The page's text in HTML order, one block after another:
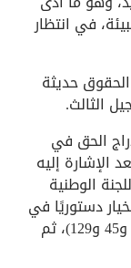
في انتظار
حديثة
الثالث.
الحق في
الإشارة إليه
اللجنة الوطنية
دستوريًا في
سنة 2014 (الديباجة، والفصول 12 و42 و44 و45 و129)، ثم